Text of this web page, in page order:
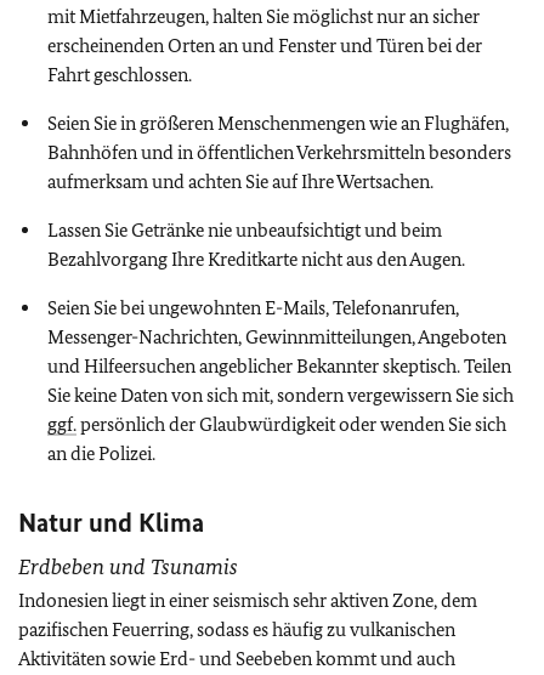
mit Mietfahrzeugen, halten Sie möglichst nur an sicher
erscheinenden Orten an und Fenster und Türen bei der
Fahrt geschlossen.
Seien Sie in größeren Menschenmengen wie an Flughäfen,
Bahnhöfen und in öffentlichen Verkehrsmitteln besonders
aufmerksam und achten Sie auf Ihre Wertsachen.
Lassen Sie Getränke nie unbeaufsichtigt und beim
Bezahlvorgang Ihre Kreditkarte nicht aus den Augen.
Seien Sie bei ungewohnten E-Mails, Telefonanrufen,
Messenger-Nachrichten, Gewinnmitteilungen, Angeboten
und Hilfeersuchen angeblicher Bekannter skeptisch. Teilen
Sie keine Daten von sich mit, sondern vergewissern Sie sich
ggf.persönlich der Glaubwürdigkeit oder wenden Sie sich
an die Polizei.
Natur und Klima
Erdbeben und Tsunamis
Indonesien liegt in einer seismisch sehr aktiven Zone, dem
pazifischen Feuerring, sodass es häufig zu vulkanischen
Aktivitäten sowie Erd- und Seebeben kommt und auch